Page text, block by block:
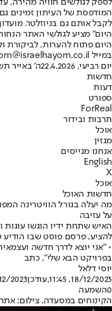
לספק לגולשים חוויה מהירה,
המודפסת של העיתון זמינים
לקבל אותם גם בניוזלטר.
היום" מציע לגולשי האתר
היום פתוח להערות, לביקורת
במייל hayom@israelhayom.co.il.
יום רביעי, 22.4.2026
ה' באייר
חדשות
דעות
ספורט
ForReal
תרבות ובידור
אוכל
מגזין
אנחנו מגייסים
English
X
אוכל
חדשות האוכל
מה יעלה בגורל הוויטרינה
על עזיבה
האיש שתחת ידיו הוגשו עוגות
להציע, פרסם פוסט שבו
• "אני יוצא לדרך חדשה
בפרויקט הבא שלי", כתב
יוסי דלאל
18/12/2023, 11:45
,עודכן11:53
0השמעה
הקינוחים במסעדה. צילום: אתר